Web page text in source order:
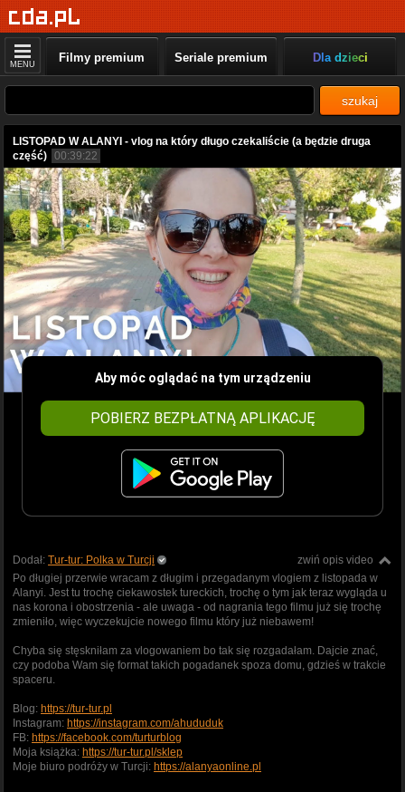
MENU Filmy premium Seriale premium Dla dzieci
szukaj
LISTOPAD W ALANYI - vlog na który długo czekaliście (a będzie druga
część) 00:39:22
Aby móc oglądać na tym urządzeniu
POBIERZ BEZPŁATNĄ APLIKACJĘ
zwiń opis video
Dodał: Tur-tur: Polka w Turcji
Po długiej przerwie wracam z długim i przegadanym vlogiem z listopada w
Alanyi. Jest tu trochę ciekawostek tureckich, trochę o tym jak teraz wygląda u
nas korona i obostrzenia - ale uwaga - od nagrania tego filmu już się trochę
zmieniło, więc wyczekujcie nowego filmu który już niebawem!
Chyba się stęskniłam za vlogowaniem bo tak się rozgadałam. Dajcie znać,
czy podoba Wam się format takich pogadanek spoza domu, gdzieś w trakcie
spaceru.
Blog: https://tur-tur.pl
Instagram: https://instagram.com/ahududuk
FB: https://facebook.com/turturblog
Moja książka: https://tur-tur.pl/sklep
Moje biuro podróży w Turcji: https://alanyaonline.pl